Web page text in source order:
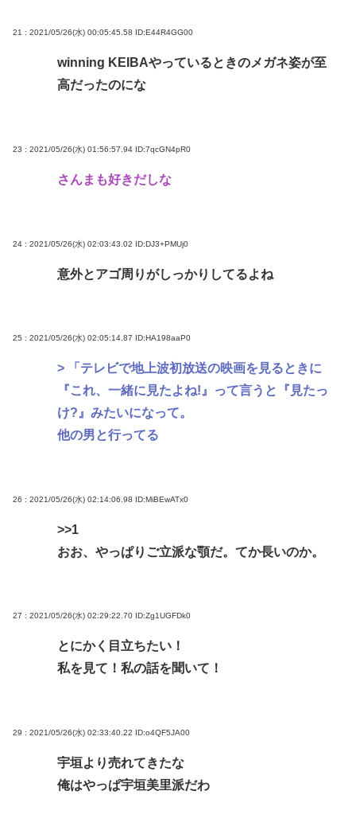
21 : 2021/05/26(水) 00:05:45.58 ID:E44R4GG00
winning KEIBAやっているときのメガネ姿が至
高だったのにな
23 : 2021/05/26(水) 01:56:57.94 ID:7qcGN4pR0
さんまも好きだしな
24 : 2021/05/26(水) 02:03:43.02 ID:DJ3+PMUj0
意外とアゴ周りがしっかりしてるよね
25 : 2021/05/26(水) 02:05:14.87 ID:HA198aaP0
> 「テレビで地上波初放送の映画を見るときに
『これ、一緒に見たよね!』って言うと『見たっ
け?』みたいになって。
他の男と行ってる
26 : 2021/05/26(水) 02:14:06.98 ID:MiBEwATx0
>>1
おお、やっぱりご立派な顎だ。てか長いのか。
27 : 2021/05/26(水) 02:29:22.70 ID:Zg1UGFDk0
とにかく目立ちたい！
私を見て！私の話を聞いて！
29 : 2021/05/26(水) 02:33:40.22 ID:o4QF5JA00
宇垣より売れてきたな
俺はやっぱ宇垣美里派だわ